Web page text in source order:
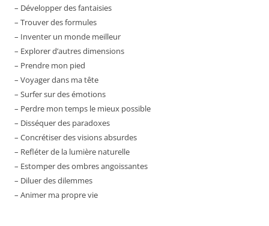
– Développer des fantaisies
– Trouver des formules
– Inventer un monde meilleur
– Explorer d’autres dimensions
– Prendre mon pied
– Voyager dans ma tête
– Surfer sur des émotions
– Perdre mon temps le mieux possible
– Disséquer des paradoxes
– Concrétiser des visions absurdes
– Refléter de la lumière naturelle
– Estomper des ombres angoissantes
– Diluer des dilemmes
– Animer ma propre vie